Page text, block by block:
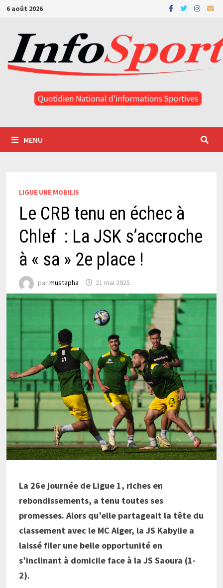
Passer
contenu
6 août 2026
MENU
LIGUE UNE MOBILIS
Le CRB tenu en échec à
Chlef : La JSK s’accroche
à « sa » 2e place !
parmustapha 21 mai 2025
La 26e journée de Ligue 1, riches en
rebondissements, a tenu toutes ses
promesses. Alors qu’elle partageait la tête du
classement avec le MC Alger, la JS Kabylie a
laissé filer une belle opportunité en
s’inclinant à domicile face à la JS Saoura (1-
2).